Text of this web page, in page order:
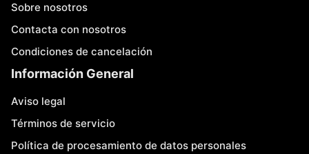
Sobre nosotros
Contacta con nosotros
Condiciones de cancelación
Información General
Aviso legal
Términos de servicio
Política de procesamiento de datos personales